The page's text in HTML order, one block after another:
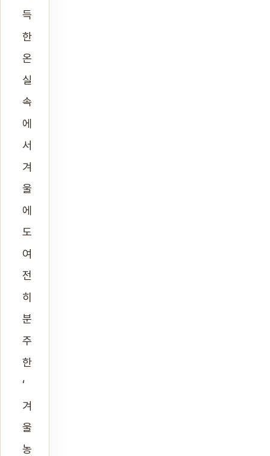
득
한
온
실
속
에
서
겨
울
에
도
여
전
히
분
주
한
‘
겨
울
농